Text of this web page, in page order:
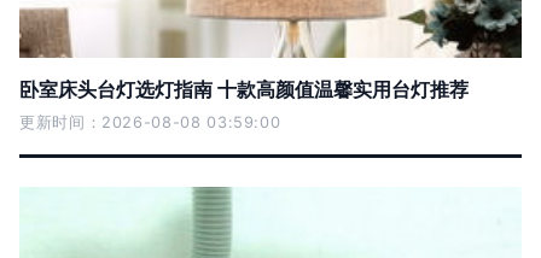
卧室床头台灯选灯指南 十款高颜值温馨实用台灯推荐
更新时间：2026-08-08 03:59:00